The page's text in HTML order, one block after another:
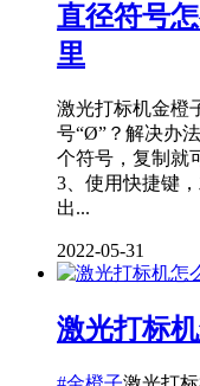
直径符号
里
激光打标机金橙
号“Ø”？解决办
个符号，复制就
3、使用快捷键
出...
2022-05-31
激光打标